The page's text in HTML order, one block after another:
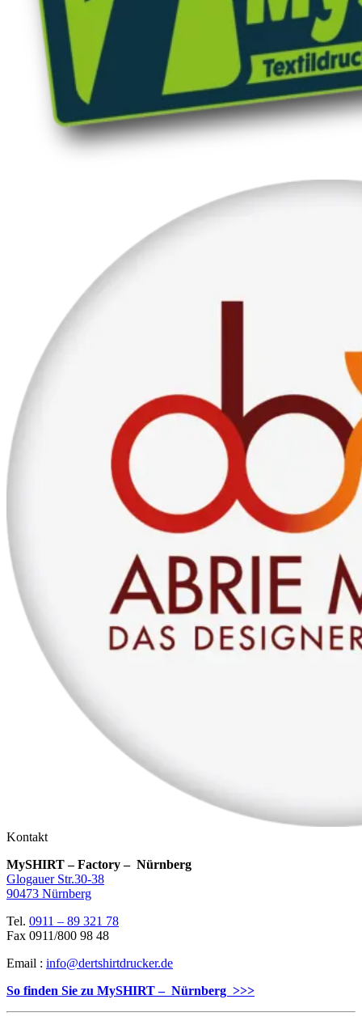
Kontakt
MySHIRT – Factory – Nürnberg
Glogauer Str.30-38
90473 Nürnberg
Tel. 0911 – 89 321 78
Fax 0911/800 98 48
Email : info@dertshirtdrucker.de
So finden Sie zu MySHIRT – Nürnberg >>>